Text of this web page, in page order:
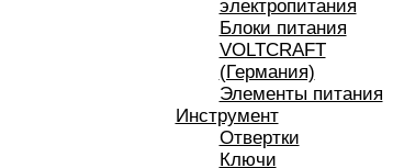
электропитания
Блоки питания
VOLTCRAFT
(Германия)
Элементы питания
Инструмент
Отвертки
Ключи